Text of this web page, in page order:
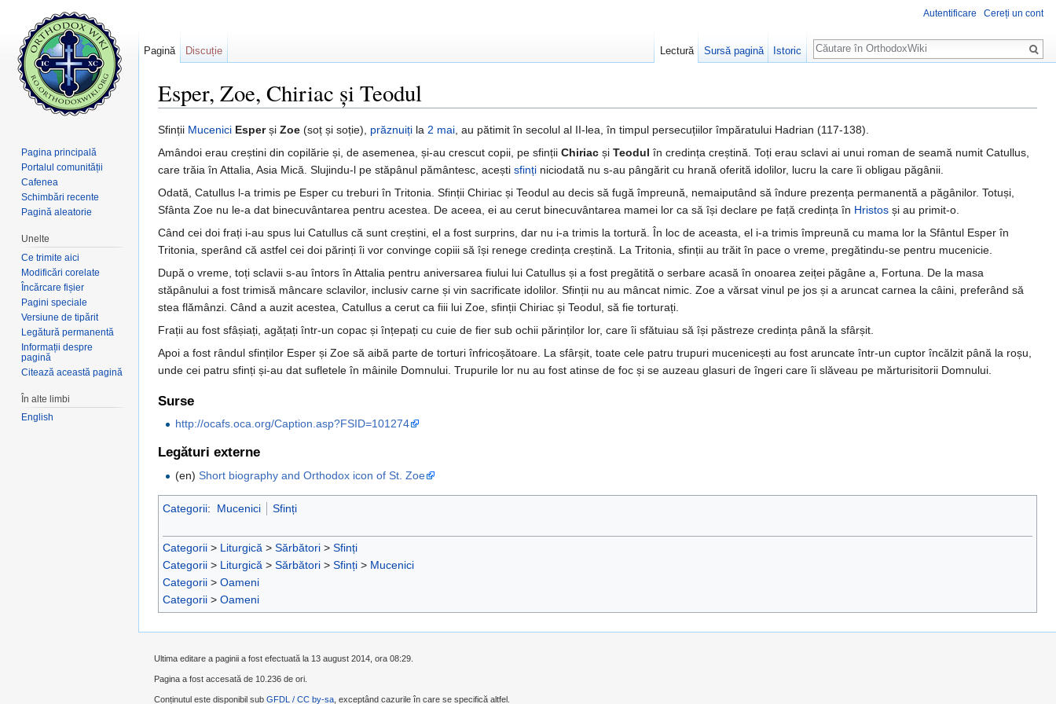
Esper, Zoe, Chiriac și Teodul
Sfinții Mucenici Esperși Zoe (soț și soție), prăznuiți la 2 mai, au pătimit în secolul al II-lea, în timpul persecuțiilor împăratului Hadrian (117-138).
Amândoi erau creștini din copilărie și, de asemenea, și-au crescut copii, pe sfinții Chiriac și Teodul în credința creștină. Toți erau sclavi ai unui roman de seamă numit Catullus,
care trăia în Attalia, Asia Mică. Slujindu-l pe stăpânul pământesc, acești sfinți niciodată nu s-au pângărit cu hrană oferită idolilor, lucru la care îi obligau păgânii.
Odată, Catullus l-a trimis pe Esper cu treburi în Tritonia. Sfinții Chiriac și Teodul au decis să fugă împreună, nemaiputând să îndure prezența permanentă a păgânilor. Totuși,
Sfânta Zoe nu le-a dat binecuvântarea pentru acestea. De aceea, ei au cerut binecuvântarea mamei lor ca să își declare pe față credința în Hristos și au primit-o.
Când cei doi frați i-au spus lui Catullus că sunt creștini, el a fost surprins, dar nu i-a trimis la tortură. În loc de aceasta, el i-a trimis împreună cu mama lor la Sfântul Esper în
Tritonia, sperând că astfel cei doi părinți îi vor convinge copiii să își renege credința creștină. La Tritonia, sfinții au trăit în pace o vreme, pregătindu-se pentru mucenicie.
După o vreme, toți sclavii s-au întors în Attalia pentru aniversarea fiului lui Catullus și a fost pregătită o serbare acasă în onoarea zeiței păgâne a, Fortuna. De la masa
stăpânului a fost trimisă mâncare sclavilor, inclusiv carne și vin sacrificate idolilor. Sfinții nu au mâncat nimic. Zoe a vărsat vinul pe jos și a aruncat carnea la câini, preferând să
stea flămânzi. Când a auzit acestea, Catullus a cerut ca fiii lui Zoe, sfinții Chiriac și Teodul, să fie torturați.
Frații au fost sfâșiați, agățați într-un copac și înțepați cu cuie de fier sub ochii părinților lor, care îi sfătuiau să își păstreze credința până la sfârșit.
Apoi a fost rândul sfinților Esper și Zoe să aibă parte de torturi înfricoșătoare. La sfârșit, toate cele patru trupuri mucenicești au fost aruncate într-un cuptor încălzit până la roșu,
unde cei patru sfinți și-au dat sufletele în mâinile Domnului. Trupurile lor nu au fost atinse de foc și se auzeau glasuri de îngeri care îi slăveau pe mărturisitorii Domnului.
Surse
http://ocafs.oca.org/Caption.asp?FSID=101274
Legături externe
(en)Short biography and Orthodox icon of St. Zoe
Categorii: Mucenici Sfinți
Categorii > Liturgică > Sărbători > Sfinți
Categorii > Liturgică > Sărbători > Sfinți > Mucenici
Categorii > Oameni
Categorii > Oameni
Autentificare Cereți un cont
Pagină Discuție Lectură Sursă pagină Istoric
Căutare
Pagina principală
Portalul comunității
Cafenea
Schimbări recente
Pagină aleatorie
Unelte
Ce trimite aici
Modificări corelate
Încărcare fișier
Pagini speciale
Versiune de tipărit
Legătură permanentă
Informații despre
pagină
Citează această pagină
În alte limbi
English
Ultima editare a paginii a fost efectuată la 13 august 2014, ora 08:29.
Pagina a fost accesată de 10.236 de ori.
Conținutul este disponibil sub GFDL / CC by-sa , exceptând cazurile în care se specifică altfel.